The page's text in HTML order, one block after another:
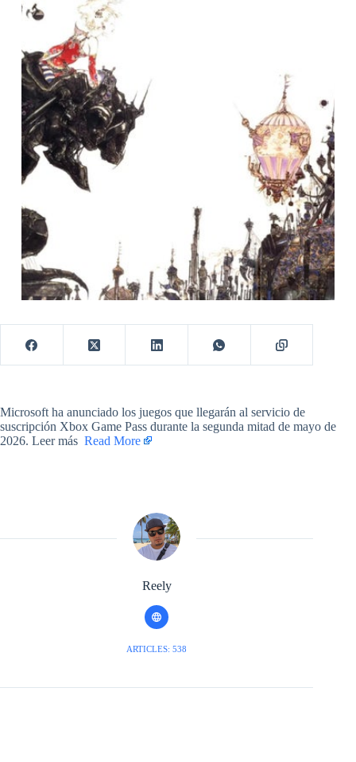
​Microsoft ha anunciado los juegos que llegarán al servicio de
suscripción Xbox Game Pass durante la segunda mitad de mayo de
2026. Leer más ​ Read More
Reely
ARTICLES: 538